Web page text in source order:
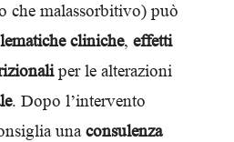
che malassorbitivo) può
cliniche, effetti
per le alterazioni
. Dopo l’intervento
unaconsulenza